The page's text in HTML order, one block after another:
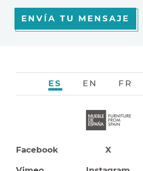
ENVÍA TU MENSAJE
Facebook X
ES EN FR